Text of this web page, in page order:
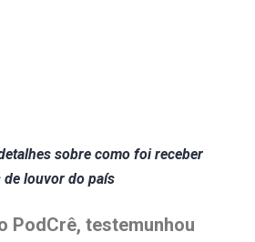
sobre como foi receber
louvor do país
PodCrê, testemunhou